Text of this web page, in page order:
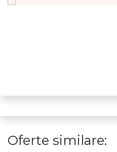
Oferte similare: